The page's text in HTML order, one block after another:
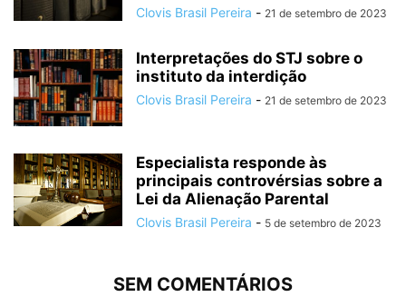
Clovis Brasil Pereira - 21 de setembro de 2023
Interpretações do STJ sobre o
instituto da interdição
Clovis Brasil Pereira - 21 de setembro de 2023
Especialista responde às
principais controvérsias sobre a
Lei da Alienação Parental
Clovis Brasil Pereira - 5 de setembro de 2023
SEM COMENTÁRIOS